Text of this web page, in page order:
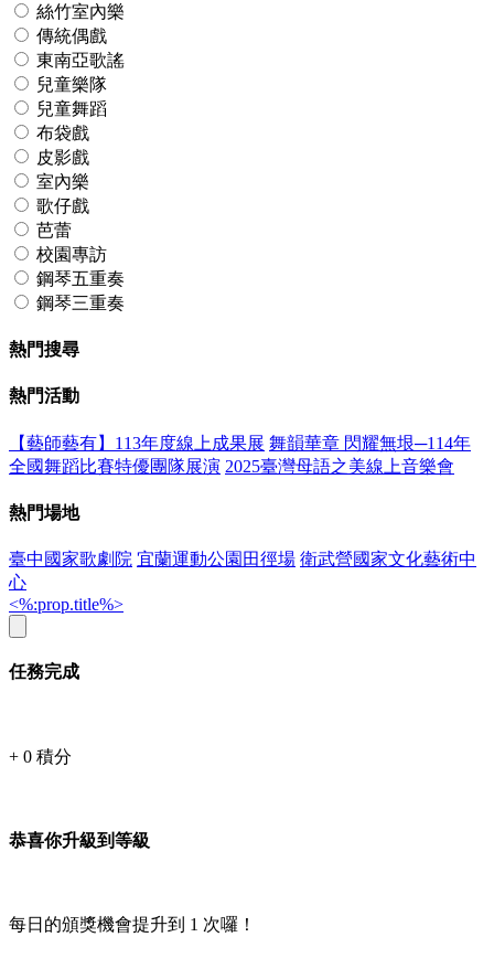
絲竹室內樂
傳統偶戲
東南亞歌謠
兒童樂隊
兒童舞蹈
布袋戲
皮影戲
室內樂
歌仔戲
芭蕾
校園專訪
鋼琴五重奏
鋼琴三重奏
熱門搜尋
熱門活動
【藝師藝有】113年度線上成果展 舞韻華章 閃耀無垠─114年
全國舞蹈比賽特優團隊展演 2025臺灣母語之美線上音樂會
熱門場地
臺中國家歌劇院 宜蘭運動公園田徑場 衛武營國家文化藝術中
心
<%:prop.title%>
任務完成
+ 0 積分
恭喜你升級到等級
每日的頒獎機會提升到 1 次囉！